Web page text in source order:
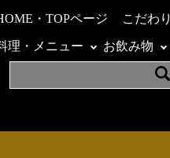
・TOPページ こだわり
理・メニュー お飲み物